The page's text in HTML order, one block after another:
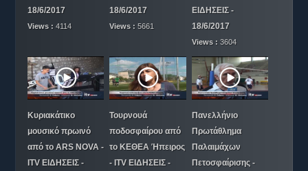
18/6/2017
Views : 4114
18/6/2017
Views :5661
ΕΙΔΗΣΕΙΣ -
18/6/2017
Views : 3604
Κυριακάτικο
μουσικό πρωινό
από το ARS NOVA -
ITV ΕΙΔΗΣΕΙΣ -
Τουρνουά
ποδοσφαίρου από
το ΚΕΘΕΑ Ήπειρος
- ITV ΕΙΔΗΣΕΙΣ -
Πανελλήνιο
Πρωτάθλημα
Παλαιμάχων
Πετοσφαίρισης -